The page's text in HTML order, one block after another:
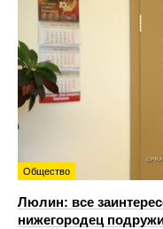
Общество
Люлин: все
нижегородец